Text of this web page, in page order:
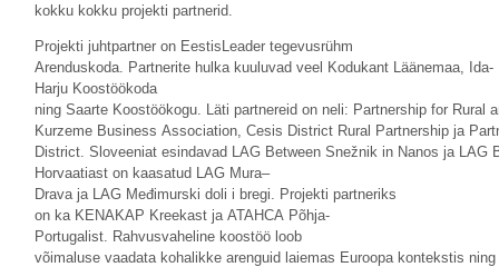
kokku kokku projekti partnerid.
Projekti juhtpartner on EestisLeader tegevusrühm
Arenduskoda. Partnerite hulka kuuluvad veel Kodukant Läänemaa, Ida-
Harju Koostöökoda
ning Saarte Koostöökogu. Läti partnereid on neli: Partnership for Rural
Kurzeme Business Association, Cesis District Rural Partnership ja
District. Sloveeniat esindavad LAG Between Snežnik in Nanos ja LAG
Horvaatiast on kaasatud LAG Mura–
Drava ja LAG Međimurski doli i bregi. Projekti partneriks
on ka KENAKAP Kreekast ja ATAHCA Põhja-
Portugalist. Rahvusvaheline koostöö loob
võimaluse vaadata kohalikke arenguid laiemas Euroopa kontekstis